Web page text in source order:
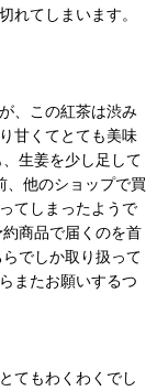
れてしまいます。
、この紅茶は渋み
甘くてとても美味
生姜を少し足して
、他のショップで買
てしまったようで
商品で届くのを首
でしか取り扱って
またお願いするつ
てもわくわくでし